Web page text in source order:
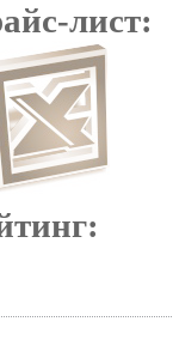
лист: